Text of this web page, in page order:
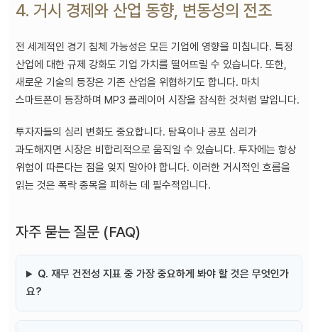
4. 거시 경제와 산업 동향, 변동성의 전조
전 세계적인 경기 침체 가능성은 모든 기업에 영향을 미칩니다. 특정
산업에 대한 규제 강화도 기업 가치를 떨어뜨릴 수 있습니다. 또한,
새로운 기술의 등장은 기존 산업을 위협하기도 합니다. 마치
스마트폰이 등장하며 MP3 플레이어 시장을 잠식한 것처럼 말입니다.
투자자들의 심리 변화도 중요합니다. 탐욕이나 공포 심리가
과도해지면 시장은 비합리적으로 움직일 수 있습니다. 투자에는 항상
위험이 따른다는 점을 잊지 말아야 합니다. 이러한 거시적인 흐름을
읽는 것은 폭락 종목을 피하는 데 필수적입니다.
자주 묻는 질문 (FAQ)
Q. 재무 건전성 지표 중 가장 중요하게 봐야 할 것은 무엇인가
요?